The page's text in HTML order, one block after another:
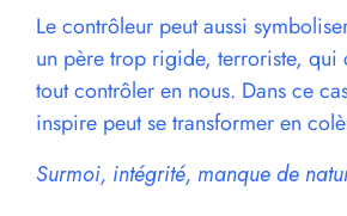
Le contrôleur peut aussi
un père trop rigide, terroriste, qui
tout contrôler en nous. Dans ce
inspire peut se transformer en
Surmoi, intégrité, manque de